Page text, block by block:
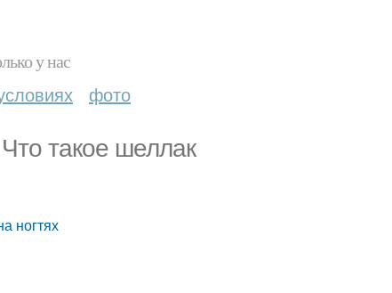
у нас
фото
такое шеллак
ногтях